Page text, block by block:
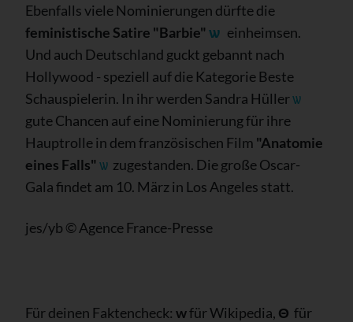
Ebenfalls viele Nominierungen dürfte die
feministische Satire "Barbie" ѡ einheimsen.
Und auch Deutschland guckt gebannt nach
Hollywood - speziell auf die Kategorie Beste
Schauspielerin. In ihr werden Sandra Hüllerѡ
gute Chancen auf eine Nominierung für ihre
Hauptrolle in dem französischen Film "Anatomie
eines Falls" ѡ zugestanden. Die große Oscar-
Gala findet am 10. März in Los Angeles statt.
jes/yb © Agence France-Presse
Für deinen Faktencheck: wfür Wikipedia, Θ für